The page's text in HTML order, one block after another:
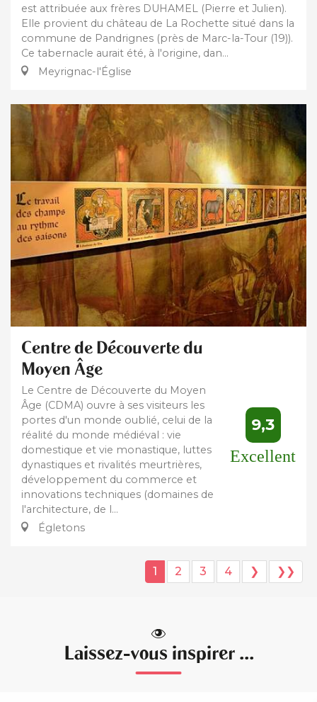
est attribuée aux frères DUHAMEL (Pierre et Julien).
Elle provient du château de La Rochette situé dans la
commune de Pandrignes (près de Marc-la-Tour (19)).
Ce tabernacle aurait été, à l'origine, dan...
Meyrignac-l'Église
Centre de Découverte du
Moyen Âge
Le Centre de Découverte du Moyen
Âge (CDMA) ouvre à ses visiteurs les
portes d'un monde oublié, celui de la
réalité du monde médiéval : vie
domestique et vie monastique, luttes
dynastiques et rivalités meurtrières,
développement du commerce et
innovations techniques (domaines de
l'architecture, de l...
Égletons
9,3
Excellent
1 2 3 4 ❯ ❯❯
Laissez-vous inspirer ...